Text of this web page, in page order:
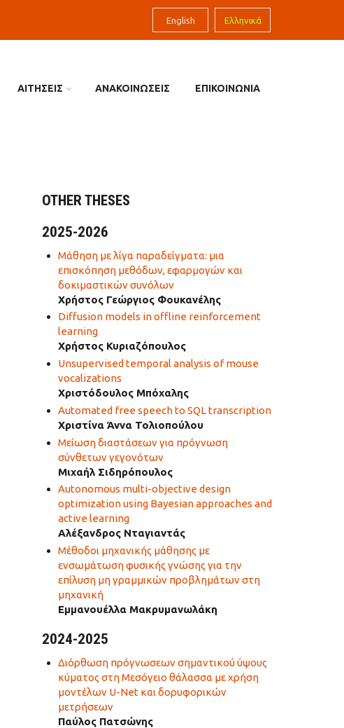
English Ελληνικά
ΑΙΤΗΣΕΙΣ ΑΝΑΚΟΙΝΩΣΕΙΣ ΕΠΙΚΟΙΝΩΝΙΑ
OTHER THESES
2025-2026
Μάθηση με λίγα παραδείγματα: μια
επισκόπηση μεθόδων, εφαρμογών και
δοκιμαστικών συνόλων
Χρήστος Γεώργιος Φουκανέλης
Diffusion models in offline reinforcement
learning
Χρήστος Κυριαζόπουλος
Unsupervised temporal analysis of mouse
vocalizations
Χριστόδουλος Μπόχαλης
Automated free speech to SQL transcription
Χριστίνα Άννα Τολιοπούλου
Μείωση διαστάσεων για πρόγνωση
σύνθετων γεγονότων
Μιχαήλ Σιδηρόπουλος
Autonomous multi-objective design
optimization using Bayesian approaches and
active learning
Αλέξανδρος Νταγιαντάς
Μέθοδοι μηχανικής μάθησης με
ενσωμάτωση φυσικής γνώσης για την
επίλυση μη γραμμικών προβλημάτων στη
μηχανική
Εμμανουέλλα Μακρυμανωλάκη
2024-2025
Διόρθωση πρόγνωσεων σημαντικού ύψους
κύματος στη Μεσόγειο θάλασσα με χρήση
μοντέλων U-Net και δορυφορικών
μετρήσεων
Παύλος Πατσώνης